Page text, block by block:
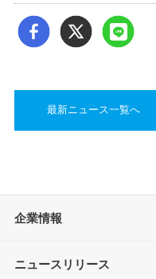
最新ニュース一覧へ
企業情報
ニュースリリース